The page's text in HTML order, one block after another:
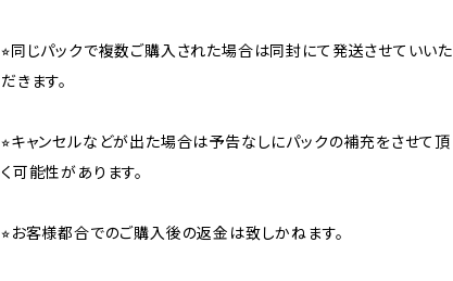
⭐︎同じパックで複数ご購入された場合は同封にて発送させていいた
だきます。
⭐︎キャンセルなどが出た場合は予告なしにパックの補充をさせて頂
く可能性があります。
⭐︎お客様都合でのご購入後の返金は致しかねます。